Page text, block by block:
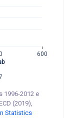
600
1996-2012 e
(2019),
Statistics